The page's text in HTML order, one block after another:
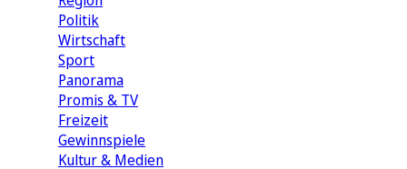
Politik
Wirtschaft
Sport
Panorama
Promis & TV
Freizeit
Gewinnspiele
Kultur & Medien